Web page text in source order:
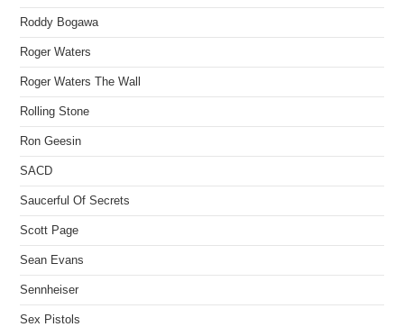
Roddy Bogawa
Roger Waters
Roger Waters The Wall
Rolling Stone
Ron Geesin
SACD
Saucerful Of Secrets
Scott Page
Sean Evans
Sennheiser
Sex Pistols